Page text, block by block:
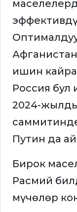
ишин
Россия бул
2024-
Путин да
Бирок
Расмий
мүчөлөр